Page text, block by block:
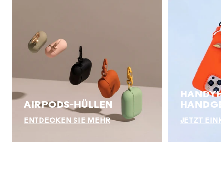
AIRPODS-HÜLLEN
ENTDECKEN SIE MEHR JETZT